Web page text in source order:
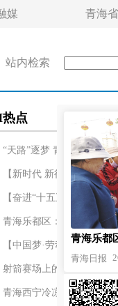
媒 青海
站内检索
热点
“天路”逐梦 青藏铁路通车
【新时代 新征程 新伟业·
【奋进“十五五”·真抓实
青海乐都区：药膳飘香庆
【中国梦·劳动美】步履
射箭赛场上的“一箭多雕
青海西宁冷凉蔬菜再添新
青海乐都
青海日报